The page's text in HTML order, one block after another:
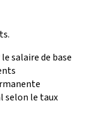
salaire de base
selon le taux